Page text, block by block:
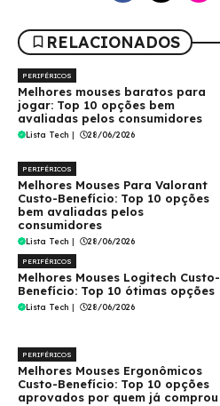
RELACIONADOS
PERIFÉRICOS
Melhores mouses baratos para
jogar: Top 10 opções bem
avaliadas pelos consumidores
Lista Tech | 28/06/2026
PERIFÉRICOS
Melhores Mouses Para Valorant
Custo-Benefício: Top 10 opções
bem avaliadas pelos
consumidores
Lista Tech | 28/06/2026
PERIFÉRICOS
Melhores Mouses Logitech Custo-
Benefício: Top 10 ótimas opções
Lista Tech | 28/06/2026
PERIFÉRICOS
Melhores Mouses Ergonômicos
Custo-Benefício: Top 10 opções
aprovados por quem já comprou